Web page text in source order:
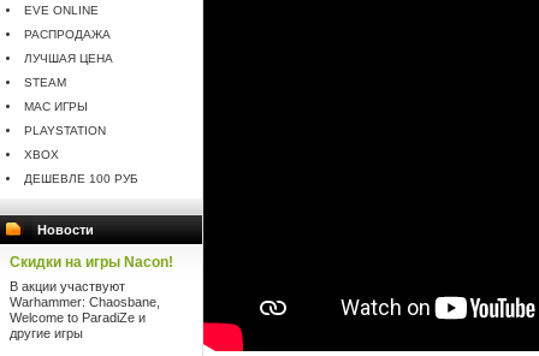
EVE ONLINE
РАСПРОДАЖА
ЛУЧШАЯ ЦЕНА
STEAM
MAC ИГРЫ
PLAYSTATION
XBOX
ДЕШЕВЛЕ 100 РУБ
Новости
Скидки на игры Nacon!
В акции участвуют
Warhammer: Chaosbane,
Welcome to ParadiZe и
другие игры